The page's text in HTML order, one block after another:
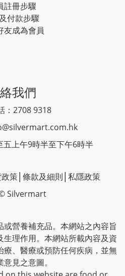
註冊步驟
付款步驟
友成為會員
我們
：2708 9318
五上午9時半至下午6時半
策 條款及細則 私隱政策
Silvermart
營養補充品。本網站之內容旨
理作用。本網站所載內容及資
、醫療或預防任何疾病，並無
見之意圖。